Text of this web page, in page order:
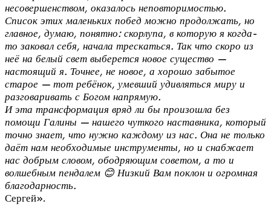
несовершенством, оказалось неповторимостью.
Список этих маленьких побед можно продолжать, но
главное, думаю, понятно: скорлупа, в которую я когда-
то заковал себя, начала трескаться. Так что скоро из
неё на белый свет выберется новое существо —
настоящий я. Точнее, не новое, а хорошо забытое
старое — тот ребёнок, умевший удивляться миру и
разговаривать с Богом напрямую.
И эта трансформация вряд ли бы произошла без
помощи Галины — нашего чуткого наставника, который
точно знает, что нужно каждому из нас. Она не только
даёт нам необходимые инструменты, но и снабжает
нас добрым словом, ободряющим советом, а то и
волшебным пендалем 😊 Низкий Вам поклон и огромная
благодарность.
Сергей».